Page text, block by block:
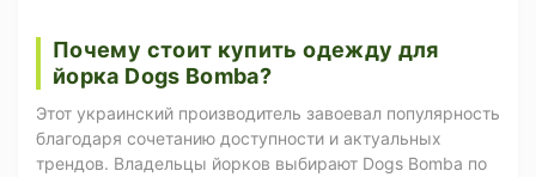
Почему стоит купить одежду для
йорка Dogs Bomba?
Этот украинский производитель завоевал популярность
благодаря сочетанию доступности и актуальных
трендов. Владельцы йорков выбирают Dogs Bomba по